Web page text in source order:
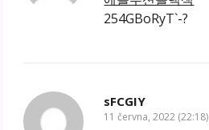
254GBoRyT`-?
sFCGIY
11 června, 2022 (22:18)